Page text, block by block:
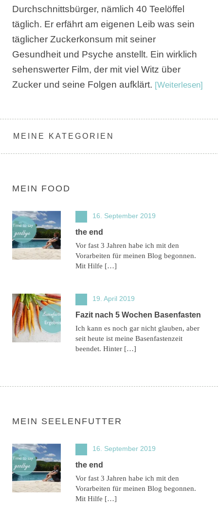
Durchschnittsbürger, nämlich 40 Teelöffel
täglich. Er erfährt am eigenen Leib was sein
täglicher Zuckerkonsum mit seiner
Gesundheit und Psyche anstellt. Ein wirklich
sehenswerter Film, der mit viel Witz über
Zucker und seine Folgen aufklärt. [Weiterlesen]
MEINE KATEGORIEN
MEIN FOOD
16. September 2019
the end
Vor fast 3 Jahren habe ich mit den
Vorarbeiten für meinen Blog begonnen.
Mit Hilfe […]
19. April 2019
Fazit nach 5 Wochen Basenfasten
Ich kann es noch gar nicht glauben, aber
seit heute ist meine Basenfastenzeit
beendet. Hinter […]
MEIN SEELENFUTTER
16. September 2019
the end
Vor fast 3 Jahren habe ich mit den
Vorarbeiten für meinen Blog begonnen.
Mit Hilfe […]